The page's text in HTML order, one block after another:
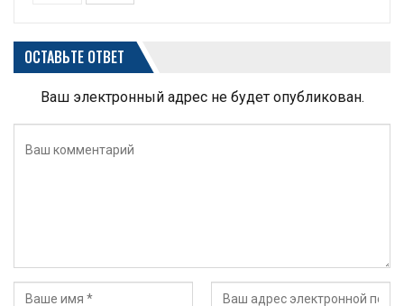
ОСТАВЬТЕ ОТВЕТ
Ваш электронный адрес не будет опубликован.